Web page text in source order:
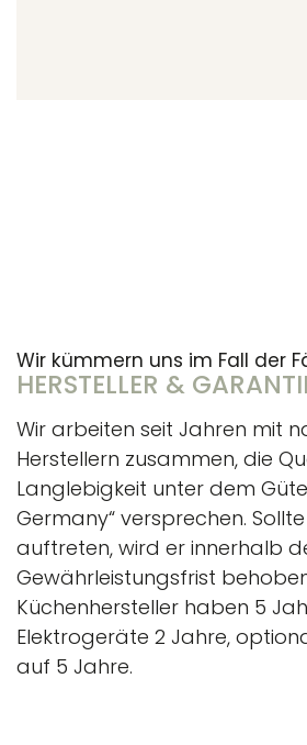
Wir kümmern uns im Fall der
HERSTELLER &
Wir arbeiten seit Jahren mit
Herstellern zusammen, die
Langlebigkeit unter dem
Germany“ versprechen.
auftreten, wird er innerhalb
Gewährleistungsfrist
Küchenhersteller haben 5
Elektrogeräte 2 Jahre,
auf 5 Jahre.